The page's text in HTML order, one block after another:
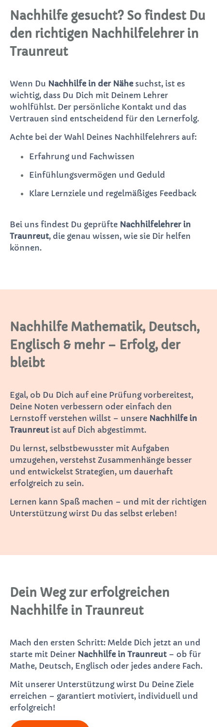
Nachhilfe gesucht? So findest Du
den richtigen Nachhilfelehrer in
Traunreut
Wenn Du Nachhilfe in der Nähe suchst, ist es
wichtig, dass Du Dich mit Deinem Lehrer
wohlfühlst. Der persönliche Kontakt und das
Vertrauen sind entscheidend für den Lernerfolg.
Achte bei der Wahl Deines Nachhilfelehrers auf:
Erfahrung und Fachwissen
Einfühlungsvermögen und Geduld
Klare Lernziele und regelmäßiges Feedback
Bei uns findest Du geprüfte Nachhilfelehrer in
Traunreut, die genau wissen, wie sie Dir helfen
können.
Nachhilfe Mathematik, Deutsch,
Englisch & mehr – Erfolg, der
bleibt
Egal, ob Du Dich auf eine Prüfung vorbereitest,
Deine Noten verbessern oder einfach den
Lernstoff verstehen willst – unsere Nachhilfe in
Traunreut ist auf Dich abgestimmt.
Du lernst, selbstbewusster mit Aufgaben
umzugehen, verstehst Zusammenhänge besser
und entwickelst Strategien, um dauerhaft
erfolgreich zu sein.
Lernen kann Spaß machen – und mit der richtigen
Unterstützung wirst Du das selbst erleben!
Dein Weg zur erfolgreichen
Nachhilfe in Traunreut
Mach den ersten Schritt: Melde Dich jetzt an und
starte mit Deiner Nachhilfe in Traunreut – ob für
Mathe, Deutsch, Englisch oder jedes andere Fach.
Mit unserer Unterstützung wirst Du Deine Ziele
erreichen – garantiert motiviert, individuell und
erfolgreich!